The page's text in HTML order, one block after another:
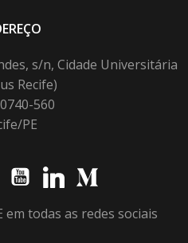
s/n, Cidade Universitária
Recife)
560
PE
em todas as redes sociais